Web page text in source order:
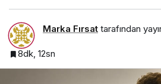
Marka Fırsat tarafından
8dk, 12sn